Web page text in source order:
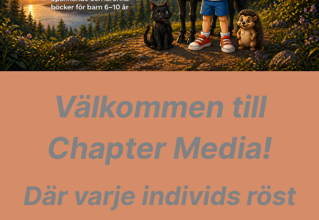
Välkommen till
Chapter Media!
Där varje individs röst